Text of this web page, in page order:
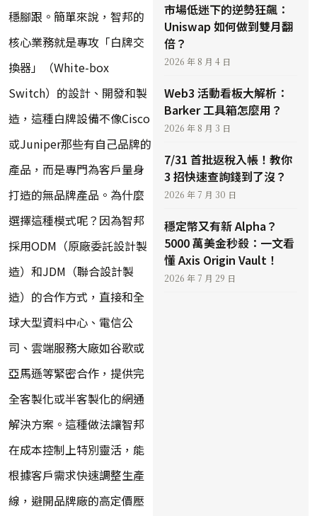
穩腳跟。簡單來說，智邦的
核心業務就是專攻「白牌交
換器」（White-box
Switch）的設計、開發和製
造，這種白牌設備不像Cisco
或Juniper那些有自己品牌的
產品，而是專門為客戶量身
打造的無品牌產品。為什麼
選擇這種模式呢？因為智邦
採用ODM（原廠委託設計製
造）和JDM（聯合設計製
造）的合作方式，直接和全
球大型資料中心、電信公
司、雲端服務大廠如谷歌或
亞馬遜等緊密合作，提供完
全客製化或半客製化的網通
解決方案。這種做法讓智邦
在成本控制上特別靈活，能
根據客戶需求快速調整生產
線，避開品牌廠的高定價壓
市場低迷下的逆勢狂飆：
Uniswap 如何做到雙月翻
倍？
2026 年 8 月 4 日
Web3 活動看板大解析：
Barker 工具箱怎麼用？
2026 年 8 月 3 日
7/31 首批返稅入帳！教你
3 招快速查詢錢到了沒？
2026 年 7 月 30 日
穩定幣又有新 Alpha？
5000 萬美金秒殺：一文看
懂 Axis Origin Vault！
2026 年 7 月 29 日